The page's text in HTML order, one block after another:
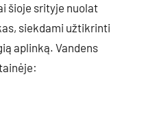
šioje srityje nuolat
siekdami užtikrinti
aplinką. Vandens